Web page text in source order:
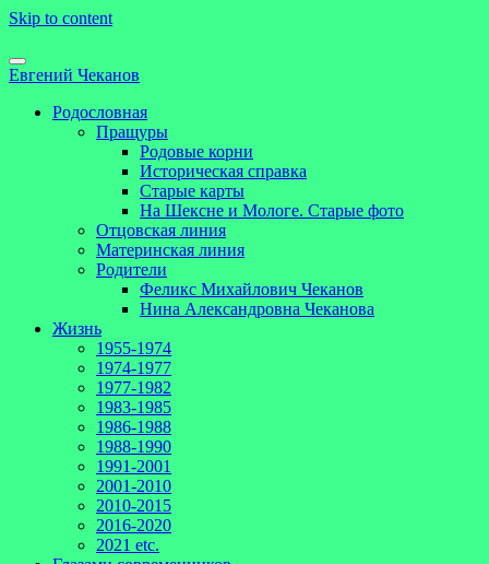
Skip to content
Евгений Чеканов
Родословная
Пращуры
Родовые корни
Историческая справка
Старые карты
На Шексне и Мологе. Старые фото
Отцовская линия
Материнская линия
Родители
Феликс Михайлович Чеканов
Нина Александровна Чеканова
Жизнь
1955-1974
1974-1977
1977-1982
1983-1985
1986-1988
1988-1990
1991-2001
2001-2010
2010-2015
2016-2020
2021 etc.